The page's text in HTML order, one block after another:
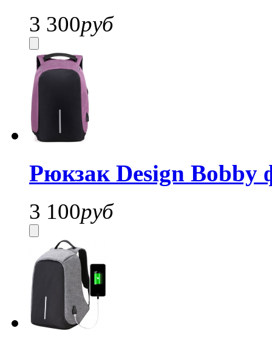
3 300руб
Рюкзак Design Bobby
3 100руб